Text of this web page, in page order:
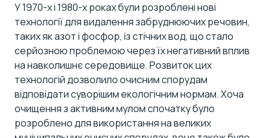
У 1970-х і 1980-х роках були розроблені нові
технології для видалення забруднюючих речовин,
таких як азот і фосфор, із стічних вод, що стало
серйозною проблемою через їх негативний вплив
на навколишнє середовище. Розвиток цих
технологій дозволило очисним спорудам
відповідати суворішим екологічним нормам. Хоча
очищення з активним мулом спочатку було
розроблено для використання на великих